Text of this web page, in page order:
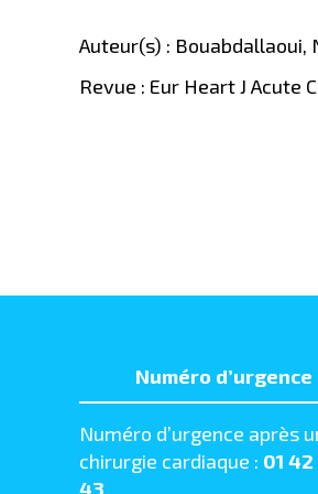
Auteur(s) : Bouabdallaoui,
Revue : Eur Heart J Acute
Numéro d’urgence
Numéro d’urgence après
chirurgie cardiaque : 01 42
43